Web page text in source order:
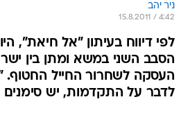
ניר יהב
15.8.2011 / 4:42
לפי דיווח בעיתון "אל חיאת",
הסבב השני במשא ומתן בין
העסקה לשחרור החייל
לדבר על התקדמות, יש סימנים